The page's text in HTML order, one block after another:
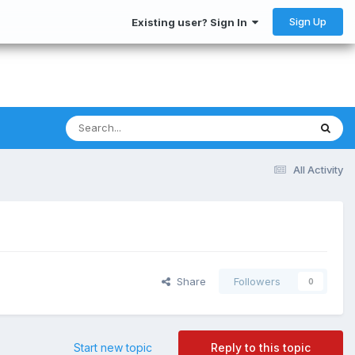
Existing user? Sign In Sign Up
All Activity
Share Followers 0
Reply to this topic
Start new topic